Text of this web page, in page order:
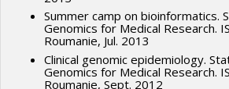
Summer camp on bioinformatics.
Genomics for Medical Research.
Roumanie, Jul. 2013
Clinical genomic epidemiology.
Genomics for Medical Research.
Roumanie, Sept. 2012